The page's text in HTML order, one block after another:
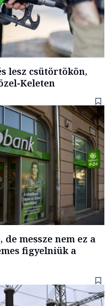
lesz csütörtökön,
Keleten
messze nem ez a
figyelniük a